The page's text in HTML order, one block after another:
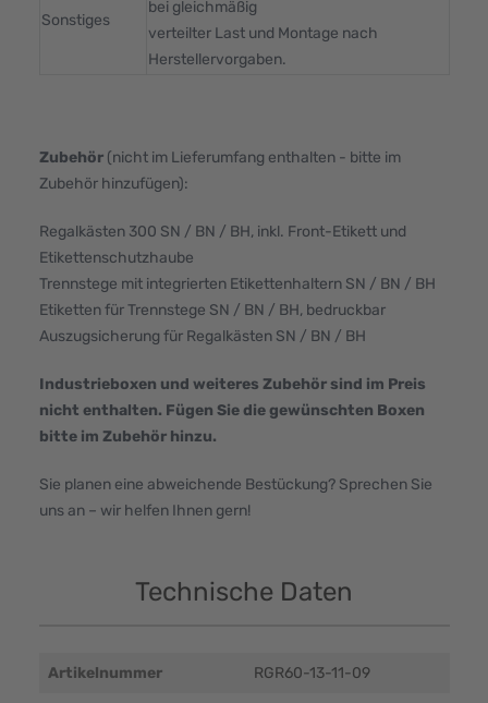
Sonstiges
bei gleichmäßig
verteilter Last und Montage nach
Herstellervorgaben.
Zubehör (nicht im Lieferumfang enthalten - bitte im
Zubehör hinzufügen):
Regalkästen 300 SN / BN / BH, inkl. Front-Etikett und
Etikettenschutzhaube
Trennstege mit integrierten Etikettenhaltern SN / BN / BH
Etiketten für Trennstege SN / BN / BH, bedruckbar
Auszugsicherung für Regalkästen SN / BN / BH
Industrieboxen und weiteres Zubehör sind im Preis
nicht enthalten. Fügen Sie die gewünschten Boxen
bitte im Zubehör hinzu.
Sie planen eine abweichende Bestückung? Sprechen Sie
uns an – wir helfen Ihnen gern!
Technische Daten
Artikelnummer RGR60-13-11-09